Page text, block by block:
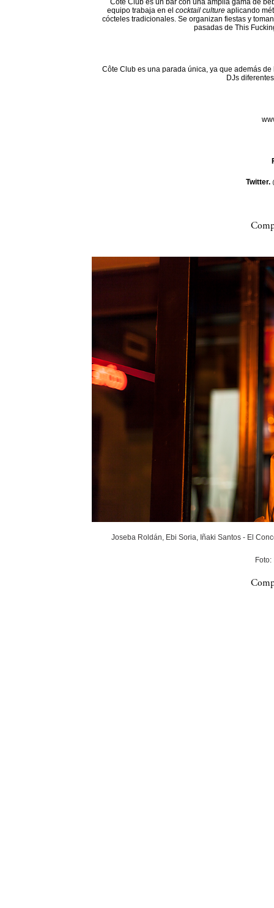
equipo trabaja en el cocktail culture aplicando
cócteles tradicionales. Se organizan fiestas y
pasadas de This
Côte Club es una parada única, ya que además
DJs
Twitter.
Joseba Roldán, Ebi Soria, Iñaki Santos - El